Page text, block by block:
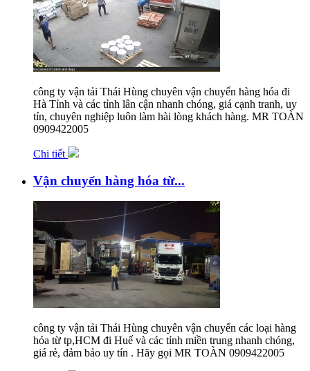
công ty vận tải Thái Hùng chuyên vận chuyển hàng hóa đi
Hà Tỉnh và các tỉnh lân cận nhanh chóng, giá cạnh tranh, uy
tín, chuyên nghiệp luôn làm hài lòng khách hàng. MR TOÀN
0909422005
Chi tiết
Vận chuyển hàng hóa từ...
công ty vận tải Thái Hùng chuyên vận chuyển các loại hàng
hóa từ tp,HCM đi Huế và các tỉnh miền trung nhanh chóng,
giá rẻ, đảm bảo uy tín . Hãy gọi MR TOÀN 0909422005